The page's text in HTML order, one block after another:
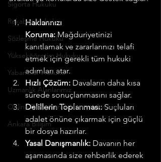
Sigorta Hukuku
Rekabet Hukuku
Sözleşme Hukuku
Yükseköğretim Hukuku
Yabancılar Hukuku
Uzmanlık Alanlarımız
Online Danışmanlık Hizmeti Avukat
Ankara Bilişim
Haklarınızı
Koruma: Mağduriyetinizi
kanıtlamak ve zararlarınızı telafi
etmek için gerekli tüm hukuki
adımları atar.
Hızlı Çözüm: Davaların daha kısa
sürede sonuçlanmasını sağlar.
Delillerin Toplanması: Suçluları
adalet önüne çıkarmak için güçlü
bir dosya hazırlar.
Yasal Danışmanlık: Davanın her
aşamasında size rehberlik ederek